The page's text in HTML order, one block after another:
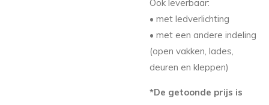
Ook leverbaar:
• met ledverlichting
• met een andere indeling
(open vakken, lades,
deuren en kleppen)
*De getoonde prijs is